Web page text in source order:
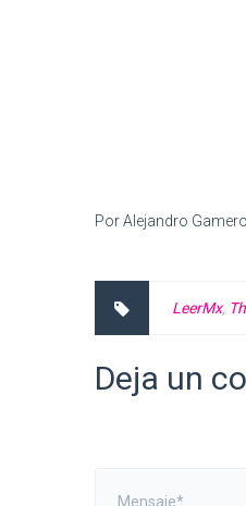
Por Alejandro
LeerMx,
Deja un